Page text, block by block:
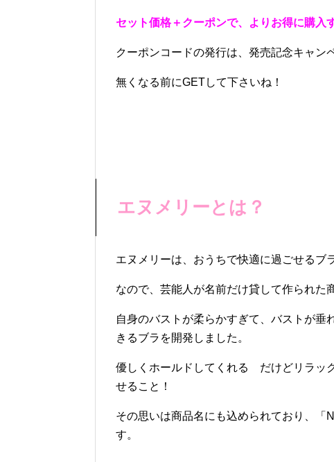
セット価格＋クーポンで、よりお得に購入
クーポンコードの発行は、発売記念キャン
無くなる前にGETして下さいね！
エヌメリーとは？
エヌメリーは、おうちで快適に過ごせるブ
なので、芸能人が名前だけ貸して作られた
自身のバストが柔らかすぎて、バストが
きるブラを開発しました。
優しくホールドしてくれる だけどリラッ
せること！
その思いは商品名にも込められており、「
す。